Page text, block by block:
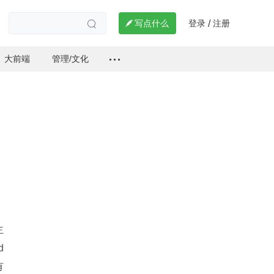
  写点什么 登录 / 注册
大前端 管理/文化